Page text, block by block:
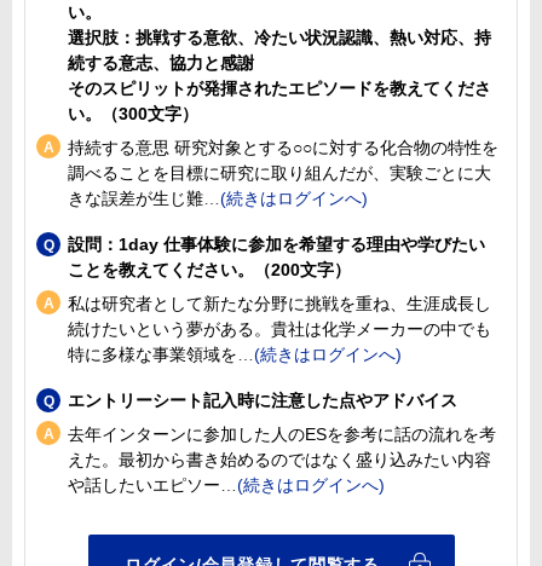
い。
選択肢：挑戦する意欲、冷たい状況認識、熱い対応、持
続する意志、協力と感謝
そのスピリットが発揮されたエピソードを教えてくださ
い。（300文字）
持続する意思 研究対象とする○○に対する化合物の特性を
調べることを目標に研究に取り組んだが、実験ごとに大
きな誤差が生じ難
設問：1day 仕事体験に参加を希望する理由や学びたい
ことを教えてください。（200文字）
私は研究者として新たな分野に挑戦を重ね、生涯成長し
続けたいという夢がある。貴社は化学メーカーの中でも
特に多様な事業領域を
エントリーシート記入時に注意した点やアドバイス
去年インターンに参加した人のESを参考に話の流れを考
えた。最初から書き始めるのではなく盛り込みたい内容
や話したいエピソー